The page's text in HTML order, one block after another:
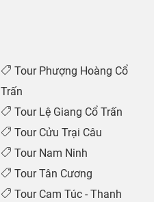
Tour Phượng Hoàng Cổ
Trấn
Tour Lệ Giang Cổ Trấn
Tour Cửu Trại Câu
Tour Nam Ninh
Tour Tân Cương
Tour Cam Túc - Thanh